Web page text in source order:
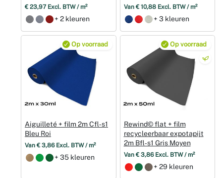
€ 23,97 Excl. BTW / m²
+ 2 kleuren
Van € 10,88 Excl. BTW / m²
+ 3 kleuren
Op voorraad
Aiguilleté + film 2m Cfl‑s1
Bleu Roi
Van € 3,86 Excl. BTW / m²
+ 35 kleuren
Op voorraad
Rewind© flat + film
recycleerbaar expotapijt
2m Bfl‑s1 Gris Moyen
Van € 3,86 Excl. BTW / m²
+ 29 kleuren